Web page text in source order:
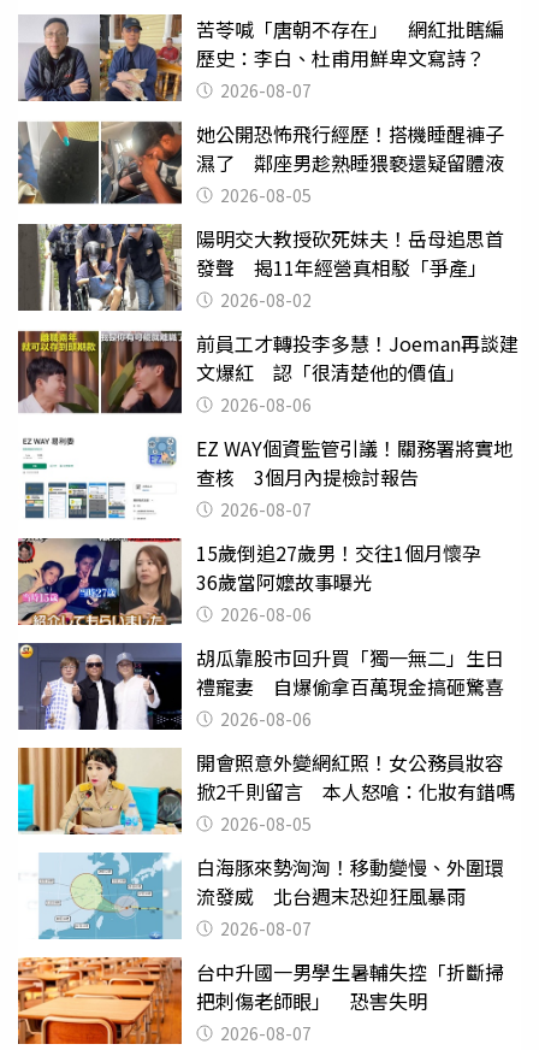
苦苓喊「唐朝不存在」 網紅批瞎編
歷史：李白、杜甫用鮮卑文寫詩？
2026-08-07
她公開恐怖飛行經歷！搭機睡醒褲子
濕了 鄰座男趁熟睡猥褻還疑留體液
2026-08-05
陽明交大教授砍死妹夫！岳母追思首
發聲 揭11年經營真相駁「爭產」
2026-08-02
前員工才轉投李多慧！Joeman再談建
文爆紅 認「很清楚他的價值」
2026-08-06
EZ WAY個資監管引議！關務署將實地
查核 3個月內提檢討報告
2026-08-07
15歲倒追27歲男！交往1個月懷孕
36歲當阿嬤故事曝光
2026-08-06
胡瓜靠股市回升買「獨一無二」生日
禮寵妻 自爆偷拿百萬現金搞砸驚喜
2026-08-06
開會照意外變網紅照！女公務員妝容
掀2千則留言 本人怒嗆：化妝有錯嗎
2026-08-05
白海豚來勢洶洶！移動變慢、外圍環
流發威 北台週末恐迎狂風暴雨
2026-08-07
台中升國一男學生暑輔失控「折斷掃
把刺傷老師眼」 恐害失明
2026-08-07